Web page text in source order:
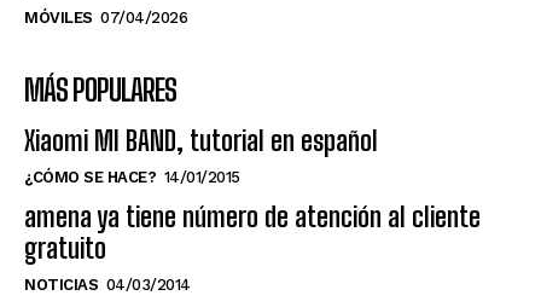
MÓVILES 07/04/2026
MÁS POPULARES
Xiaomi MI BAND, tutorial en español
¿CÓMO SE HACE? 14/01/2015
amena ya tiene número de atención al cliente
gratuito
NOTICIAS 04/03/2014